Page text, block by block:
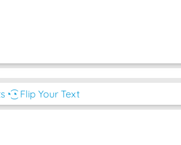
◔͜͡◔ Flip Your Text